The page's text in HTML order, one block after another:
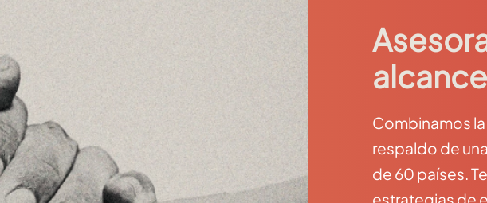
Combinamos
respaldo de
de 60 países.
estrategias de